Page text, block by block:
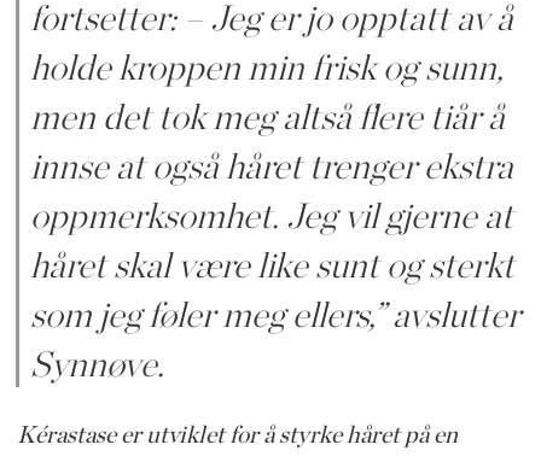
fortsetter: – Jeg er jo opptatt av å
holde kroppen min frisk og sunn,
men det tok meg altså flere tiår å
innse at også håret trenger ekstra
oppmerksomhet. Jeg vil gjerne at
håret skal være like sunt og sterkt
som jeg føler meg ellers,” avslutter
Synnøve.
Kérastase er utviklet for å styrke håret på en